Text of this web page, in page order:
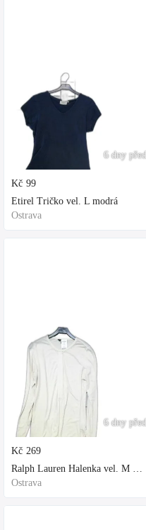
6 dny před
Kč 99
Etirel Tričko vel. L modrá
Ostrava
6 dny před
Kč 269
Ralph Lauren Halenka vel. M bílá
Ostrava